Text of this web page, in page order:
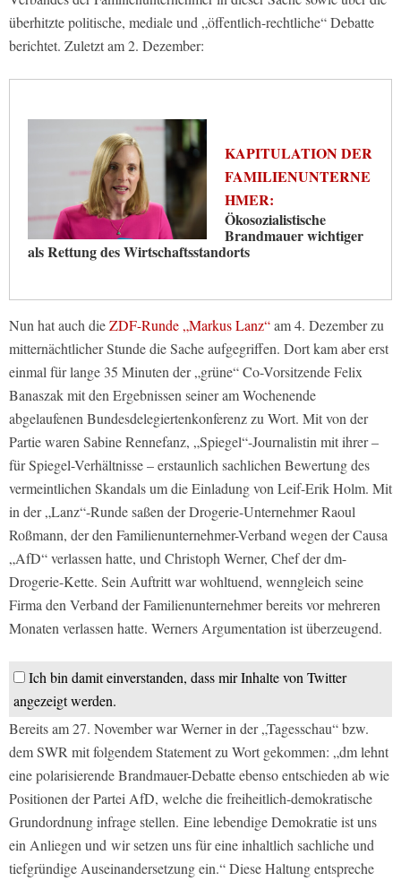
überhitzte politische, mediale und „öffentlich-rechtliche“ Debatte
berichtet. Zuletzt am 2. Dezember:
KAPITULATION DER
FAMILIENUNTERNE
HMER:
Ökosozialistische
Brandmauer wichtiger
als Rettung des Wirtschaftsstandorts
Nun hat auch dieZDF-Runde „Markus Lanz“am 4. Dezember zu
mitternächtlicher Stunde die Sache aufgegriffen. Dort kam aber erst
einmal für lange 35 Minuten der „grüne“ Co-Vorsitzende Felix
Banaszak mit den Ergebnissen seiner am Wochenende
abgelaufenen Bundesdelegiertenkonferenz zu Wort. Mit von der
Partie waren Sabine Rennefanz, „Spiegel“-Journalistin mit ihrer –
für Spiegel-Verhältnisse – erstaunlich sachlichen Bewertung des
vermeintlichen Skandals um die Einladung von Leif-Erik Holm. Mit
in der „Lanz“-Runde saßen der Drogerie-Unternehmer Raoul
Roßmann, der den Familienunternehmer-Verband wegen der Causa
„AfD“ verlassen hatte, und Christoph Werner, Chef der dm-
Drogerie-Kette. Sein Auftritt war wohltuend, wenngleich seine
Firma den Verband der Familienunternehmer bereits vor mehreren
Monaten verlassen hatte. Werners Argumentation ist überzeugend.
Ich bin damit einverstanden, dass mir Inhalte von Twitter
angezeigt werden.
Bereits am 27. November war Werner in der „Tagesschau“ bzw.
dem SWR mit folgendem Statement zu Wort gekommen: „dm lehnt
eine polarisierende Brandmauer-Debatte ebenso entschieden ab wie
Positionen der Partei AfD, welche die freiheitlich-demokratische
Grundordnung infrage stellen. Eine lebendige Demokratie ist uns
ein Anliegen und wir setzen uns für eine inhaltlich sachliche und
tiefgründige Auseinandersetzung ein.“ Diese Haltung entspreche